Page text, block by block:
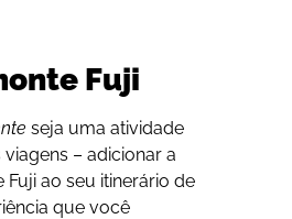
Fuji
seja uma atividade
– adicionar a
ao seu itinerário de
que você